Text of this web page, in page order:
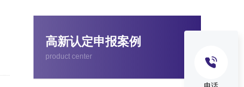
高新认定申报案例
product center